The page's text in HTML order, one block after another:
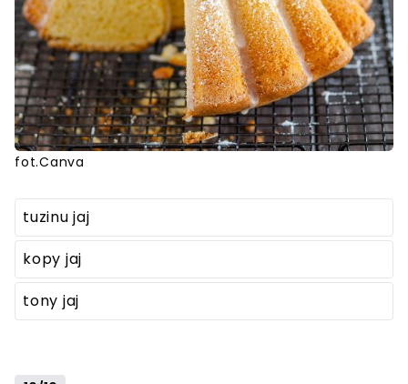
fot.Canva
tuzinu jaj
kopy jaj
tony jaj